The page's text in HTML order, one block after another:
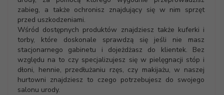
zabieg, a także ochronisz znajdujący się w nim sprzęt
przed uszkodzeniami.
Wśród dostępnych produktów znajdziesz także kuferki i
torby, które doskonale sprawdzą się jeśli nie masz
stacjonarnego gabinetu i dojeżdżasz do klientek. Bez
względu na to czy specjalizujesz się w pielęgnacji stóp i
dłoni, hennie, przedłużaniu rzęs, czy makijażu, w naszej
hurtowni znajdziesz to czego potrzebujesz do swojego
salonu urody.